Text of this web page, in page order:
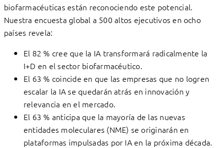
biofarmacéuticas están reconociendo este potencial.
Nuestra encuesta global a 500 altos ejecutivos en ocho
países revela:
El 82 % cree que la IA transformará radicalmente la
I+D en el sector biofarmacéutico.
El 63 % coincide en que las empresas que no logren
escalar la IA se quedarán atrás en innovación y
relevancia en el mercado.
El 63 % anticipa que la mayoría de las nuevas
entidades moleculares (NME) se originarán en
plataformas impulsadas por IA en la próxima década.